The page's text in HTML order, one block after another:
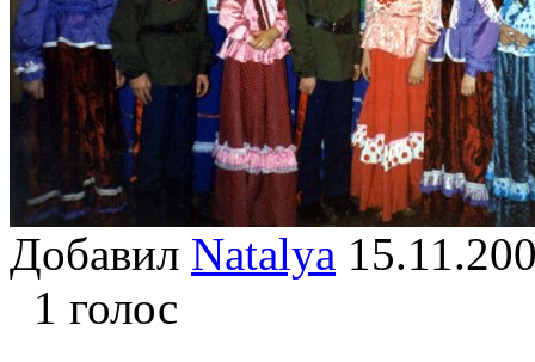
Добавил Natalya
1 голос